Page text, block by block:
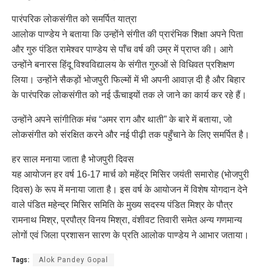
पारंपरिक लोकसंगीत को समर्पित यात्रा
आलोक पाण्डेय ने बताया कि उन्होंने संगीत की प्रारंभिक शिक्षा अपने पिता
और गुरु पंडित रामेश्वर पाण्डेय से पाँच वर्ष की उम्र में प्राप्त की। आगे
उन्होंने बनारस हिंदू विश्वविद्यालय के संगीत गुरुओं से विधिवत प्रशिक्षण
लिया। उन्होंने सैकड़ों भोजपुरी फिल्मों में भी अपनी आवाज़ दी है और बिहार
के पारंपरिक लोकसंगीत को नई ऊँचाइयों तक ले जाने का कार्य कर रहे हैं।
उन्होंने अपने सांगीतिक मंच “अमर राग और थाती” के बारे में बताया, जो
लोकसंगीत को संरक्षित करने और नई पीढ़ी तक पहुँचाने के लिए समर्पित है।
हर साल मनाया जाता है भोजपुरी दिवस
यह आयोजन हर वर्ष 16-17 मार्च को महेंद्र मिसिर जयंती समारोह (भोजपुरी
दिवस) के रूप में मनाया जाता है। इस वर्ष के आयोजन में विशेष योगदान देने
वाले पंडित महेन्द्र मिसिर समिति के मुख्य सदस्य पंडित मिश्र के पौत्र
रामनाथ मिश्र, प्रपौत्र विनय मिश्रा, वंशीवट तिवारी समेत अन्य गणमान्य
लोगों एवं जिला प्रशासन सारण के प्रति आलोक पाण्डेय ने आभार जताया।
Tags: Alok Pandey Gopal